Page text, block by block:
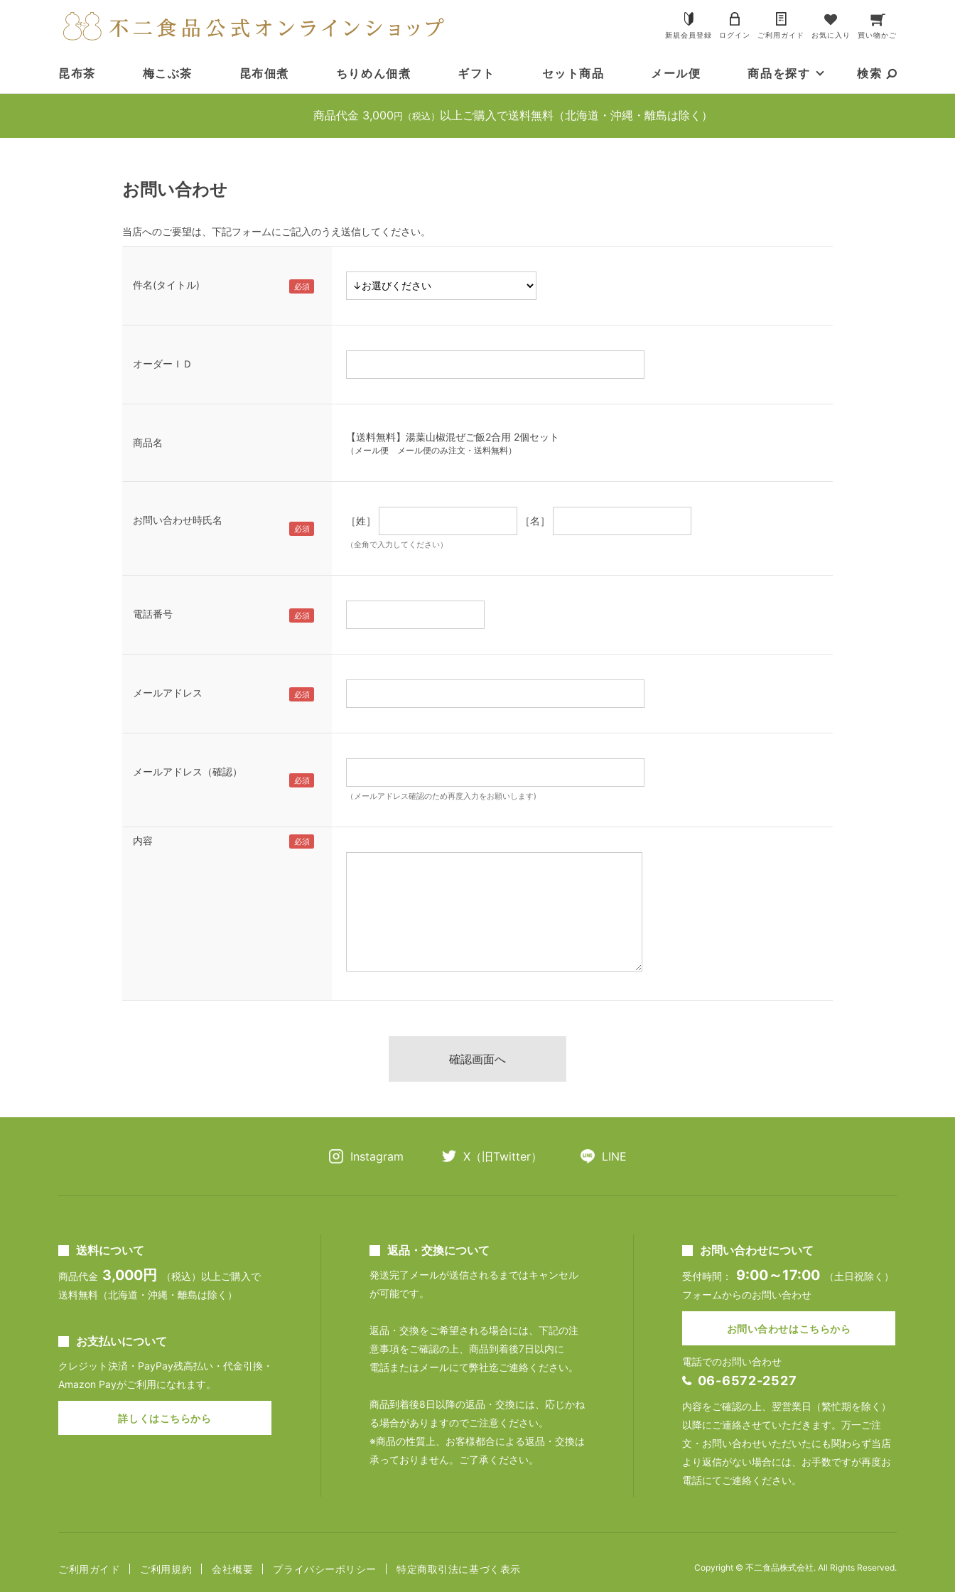
新規会員登録 ログイン ご利用ガイド お気に入り 買い物かご
昆布茶 梅こぶ茶 昆布佃煮 ちりめん佃煮 ギフト セット商品 メール便 商品を探す 検索
商品代金 3,000 円（税込） 以上ご購入で送料無料（北海道・沖縄・離島は除く）
お問い合わせ
当店へのご要望は、下記フォームにご記入のうえ送信してください。
件名(タイトル)
オーダーＩＤ
商品名 【送料無料】湯葉山椒混ぜご飯2合用 2個セット
（メール便 メール便のみ注文・送料無料）
お問い合わせ時氏名 ［姓］ ［名］
（全角で入力してください）
電話番号
メールアドレス
メールアドレス（確認）
（メールアドレス確認のため再度入力をお願いします)
内容
Instagram X（旧Twitter） LINE
送料について
商品代金 3,000円
（税込）以上ご購入で
送料無料（北海道・沖縄・離島は除く）
お支払いについて
クレジット決済・PayPay残高払い・代金引換・
Amazon Payがご利用になれます。
詳しくはこちらから
返品・交換について
発送完了メールが送信されるまではキャンセル
が可能です。
返品・交換をご希望される場合には、下記の注
意事項をご確認の上、商品到着後7日以内に
電話またはメールにて弊社迄ご連絡ください。
商品到着後8日以降の返品・交換には、応じかね
る場合がありますのでご注意ください。
※商品の性質上、お客様都合による返品・交換は
承っておりません。ご了承ください。
お問い合わせについて
受付時間： 9:00～17:00
（土日祝除く）
フォームからのお問い合わせ
お問い合わせはこちらから
電話でのお問い合わせ
06-6572-2527
内容をご確認の上、翌営業日（繁忙期を除く）
以降にご連絡させていただきます。万一ご注
文・お問い合わせいただいたにも関わらず当店
より返信がない場合には、お手数ですが再度お
電話にてご連絡ください。
ご利用ガイド ご利用規約 会社概要 プライバシーポリシー 特定商取引法に基づく表示 Copyright © 不二食品株式会社. All Rights Reserved.